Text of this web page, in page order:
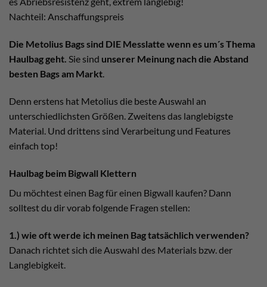
Nachteil: Anschaffungspreis
Die Metolius Bags sind DIE Messlatte wenn es um´s Thema
Haulbag geht. Sie sind unserer Meinung nach die Abstand
besten Bags am Markt.
Denn erstens hat Metolius die beste Auswahl an
unterschiedlichsten Größen. Zweitens das langlebigste
Material. Und drittens sind Verarbeitung und Features
einfach top!
Haulbag beim Bigwall Klettern
Du möchtest einen Bag für einen Bigwall kaufen? Dann
solltest du dir vorab folgende Fragen stellen:
1.) wie oft werde ich meinen Bag tatsächlich verwenden?
Danach richtet sich die Auswahl des Materials bzw. der
Langlebigkeit.